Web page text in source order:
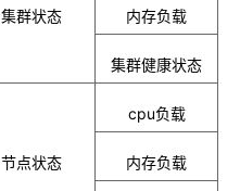
集群状态 内存负载
集群健康状态
节点状态
cpu负载
内存负载